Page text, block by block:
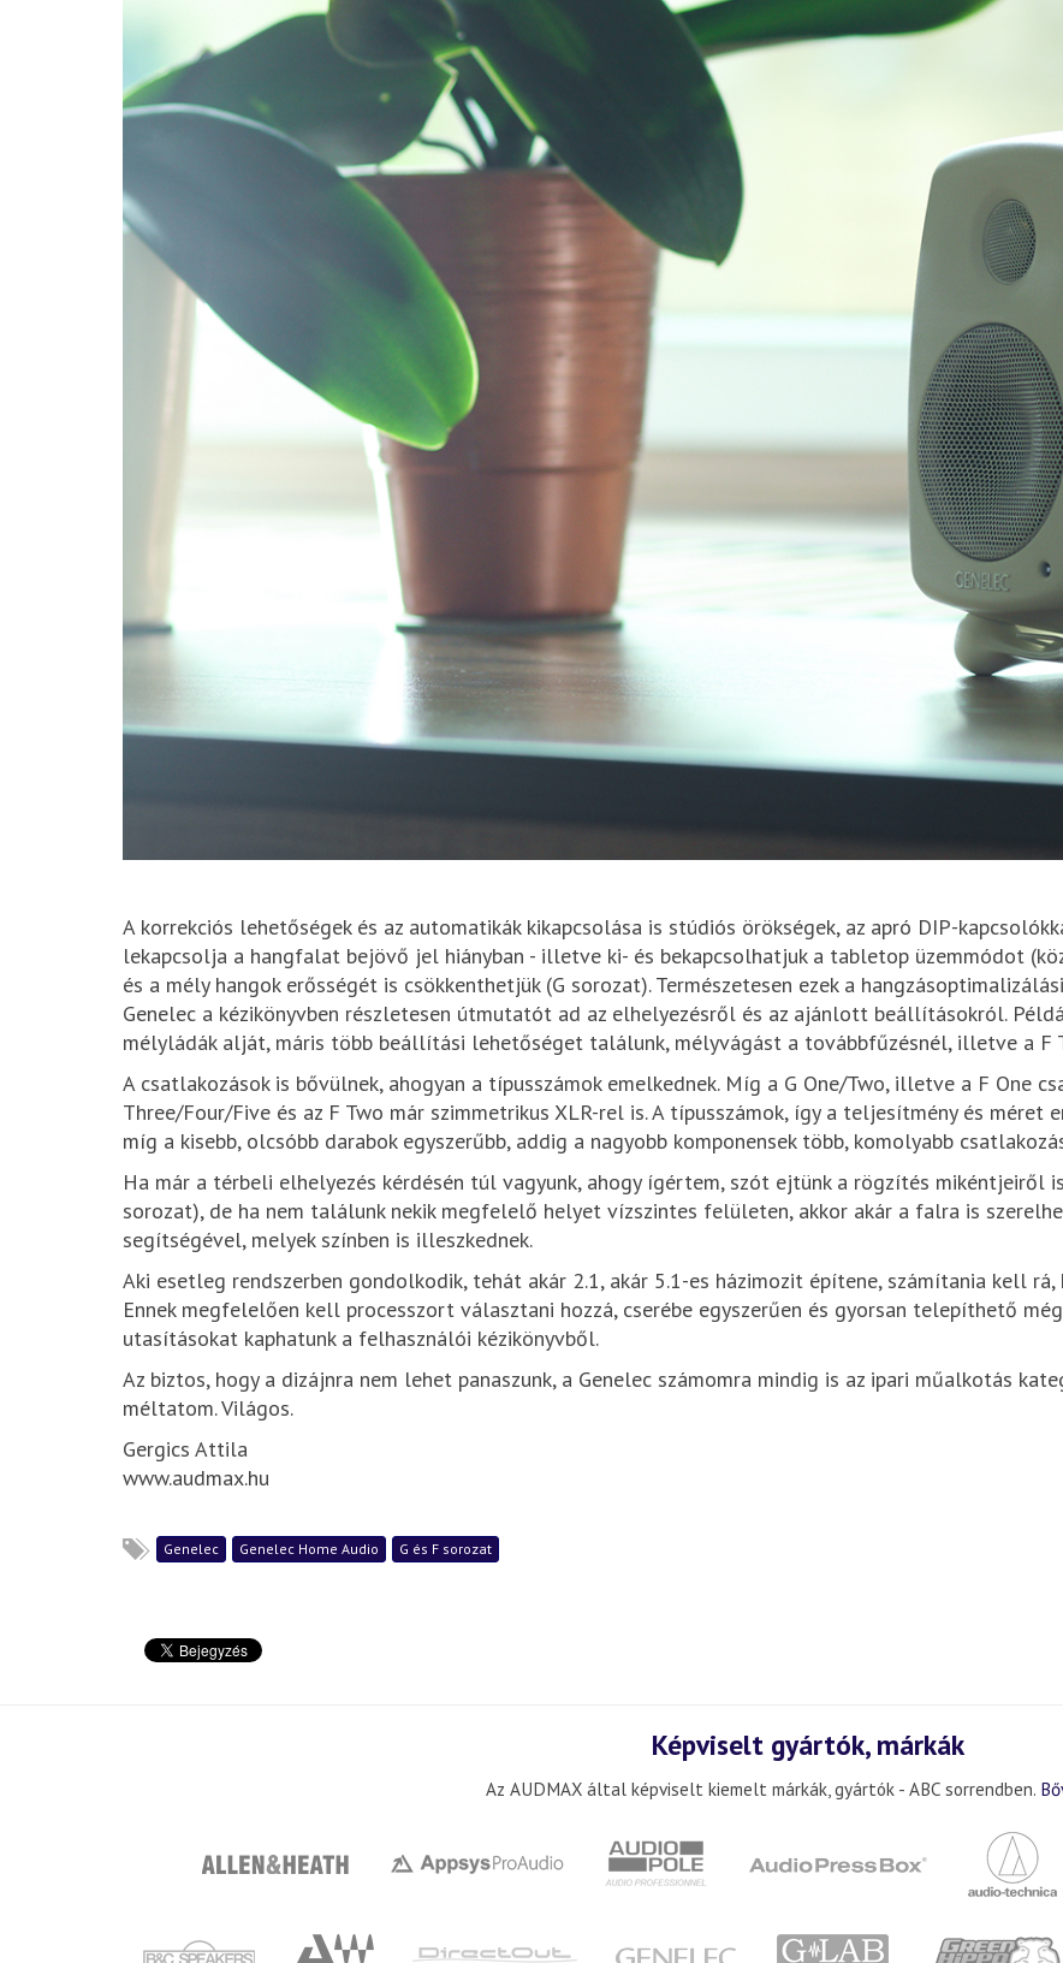
A korrekciós lehetőségek és az automatikák kikapcsolása is stúdiós örökségek, az apró DIP-
lekapcsolja a hangfalat bejövő jel hiányban - illetve ki- és bekapcsolhatjuk a tabletop üzemmódot
és a mély hangok erősségét is csökkenthetjük (G sorozat). Természetesen ezek a
Genelec a kézikönyvben részletesen útmutatót ad az elhelyezésről és az ajánlott beállításokról.
mélyládák alját, máris több beállítási lehetőséget találunk, mélyvágást a továbbfűzésnél, illetve a F
A csatlakozások is bővülnek, ahogyan a típusszámok emelkednek. Míg a G One/Two, illetve a F One
Three/Four/Five és az F Two már szimmetrikus XLR-rel is. A típusszámok, így a teljesítmény és
míg a kisebb, olcsóbb darabok egyszerűbb, addig a nagyobb komponensek több, komolyabb
Ha már a térbeli elhelyezés kérdésén túl vagyunk, ahogy ígértem, szót ejtünk a rögzítés mikéntjeiről
sorozat), de ha nem találunk nekik megfelelő helyet vízszintes felületen, akkor akár a falra is
segítségével, melyek színben is illeszkednek.
Aki esetleg rendszerben gondolkodik, tehát akár 2.1, akár 5.1-es házimozit építene, számítania kell
Ennek megfelelően kell processzort választani hozzá, cserébe egyszerűen és gyorsan telepíthető
utasításokat kaphatunk a felhasználói kézikönyvből.
Az biztos, hogy a dizájnra nem lehet panaszunk, a Genelec számomra mindig is az ipari műalkotás
méltatom. Világos.
Gergics Attila
www.audmax.hu
Genelec Genelec Home Audio G és F sorozat
Képviselt gyártók, márkák
Az AUDMAX által képviselt kiemelt márkák, gyártók - ABC sorrendben.